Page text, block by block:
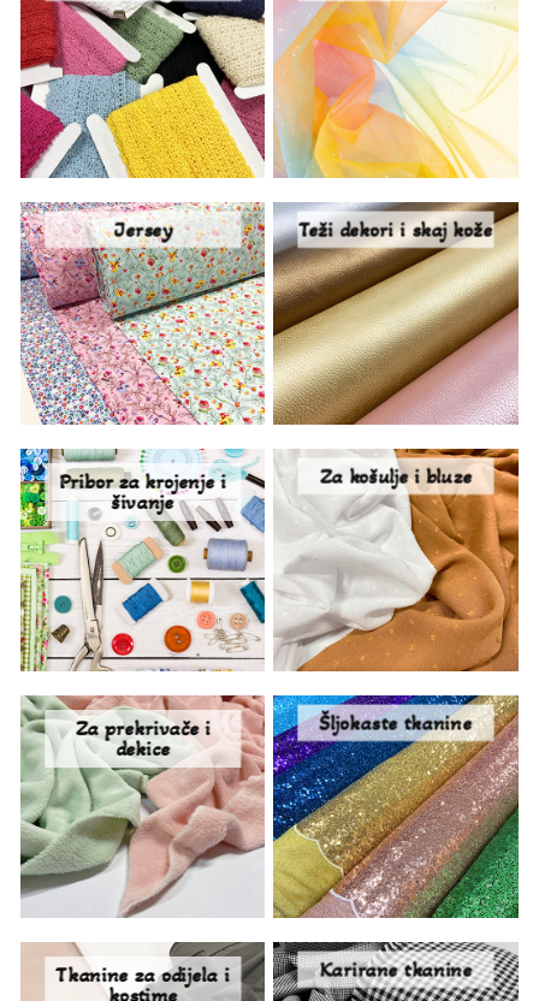
Jersey
Pribor za krojenje i
šivanje
Za prekrivače i
dekice
Tkanine za odijela i
kostime
Teži dekori i skaj kože
Za košulje i bluze
Šljokaste tkanine
Karirane tkanine